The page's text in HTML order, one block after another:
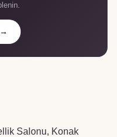
Salonu, Konak